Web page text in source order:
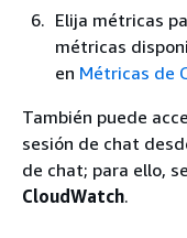
Elija métricas
métricas
en Métricas de
También puede
sesión de chat
de chat; para ello,
CloudWatch.